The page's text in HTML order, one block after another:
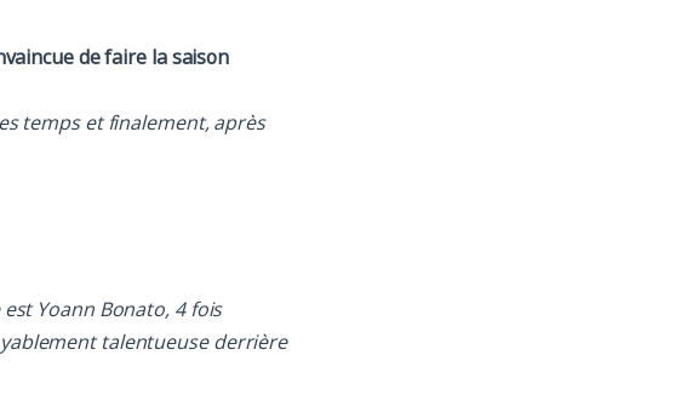
de faire la saison
temps et finalement, après
Yoann Bonato, 4 fois
talentueuse derrière